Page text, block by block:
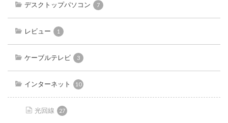
デスクトップパソコン 7
レビュー 1
ケーブルテレビ 3
インターネット 10
光回線 27